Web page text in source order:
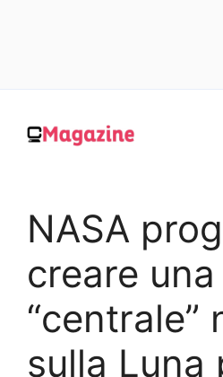
contenuto
NASA
creare una
“centrale”
sulla Luna